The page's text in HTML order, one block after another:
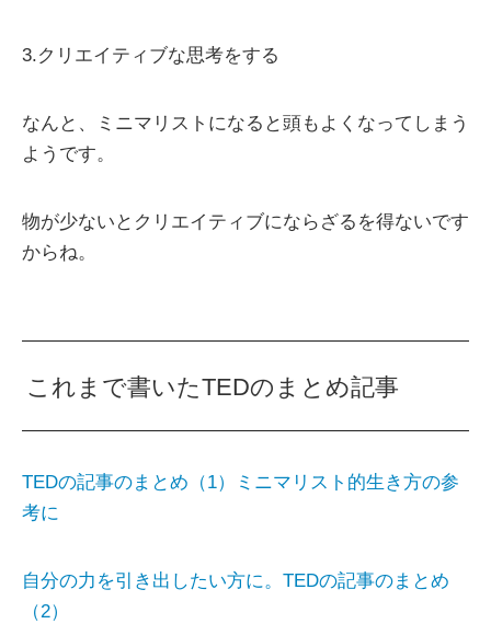
3.クリエイティブな思考をする
なんと、ミニマリストになると頭もよくなってしまう
ようです。
物が少ないとクリエイティブにならざるを得ないです
からね。
これまで書いたTEDのまとめ記事
TEDの記事のまとめ（1）ミニマリスト的生き方の参
考に
自分の力を引き出したい方に。TEDの記事のまとめ
（2）